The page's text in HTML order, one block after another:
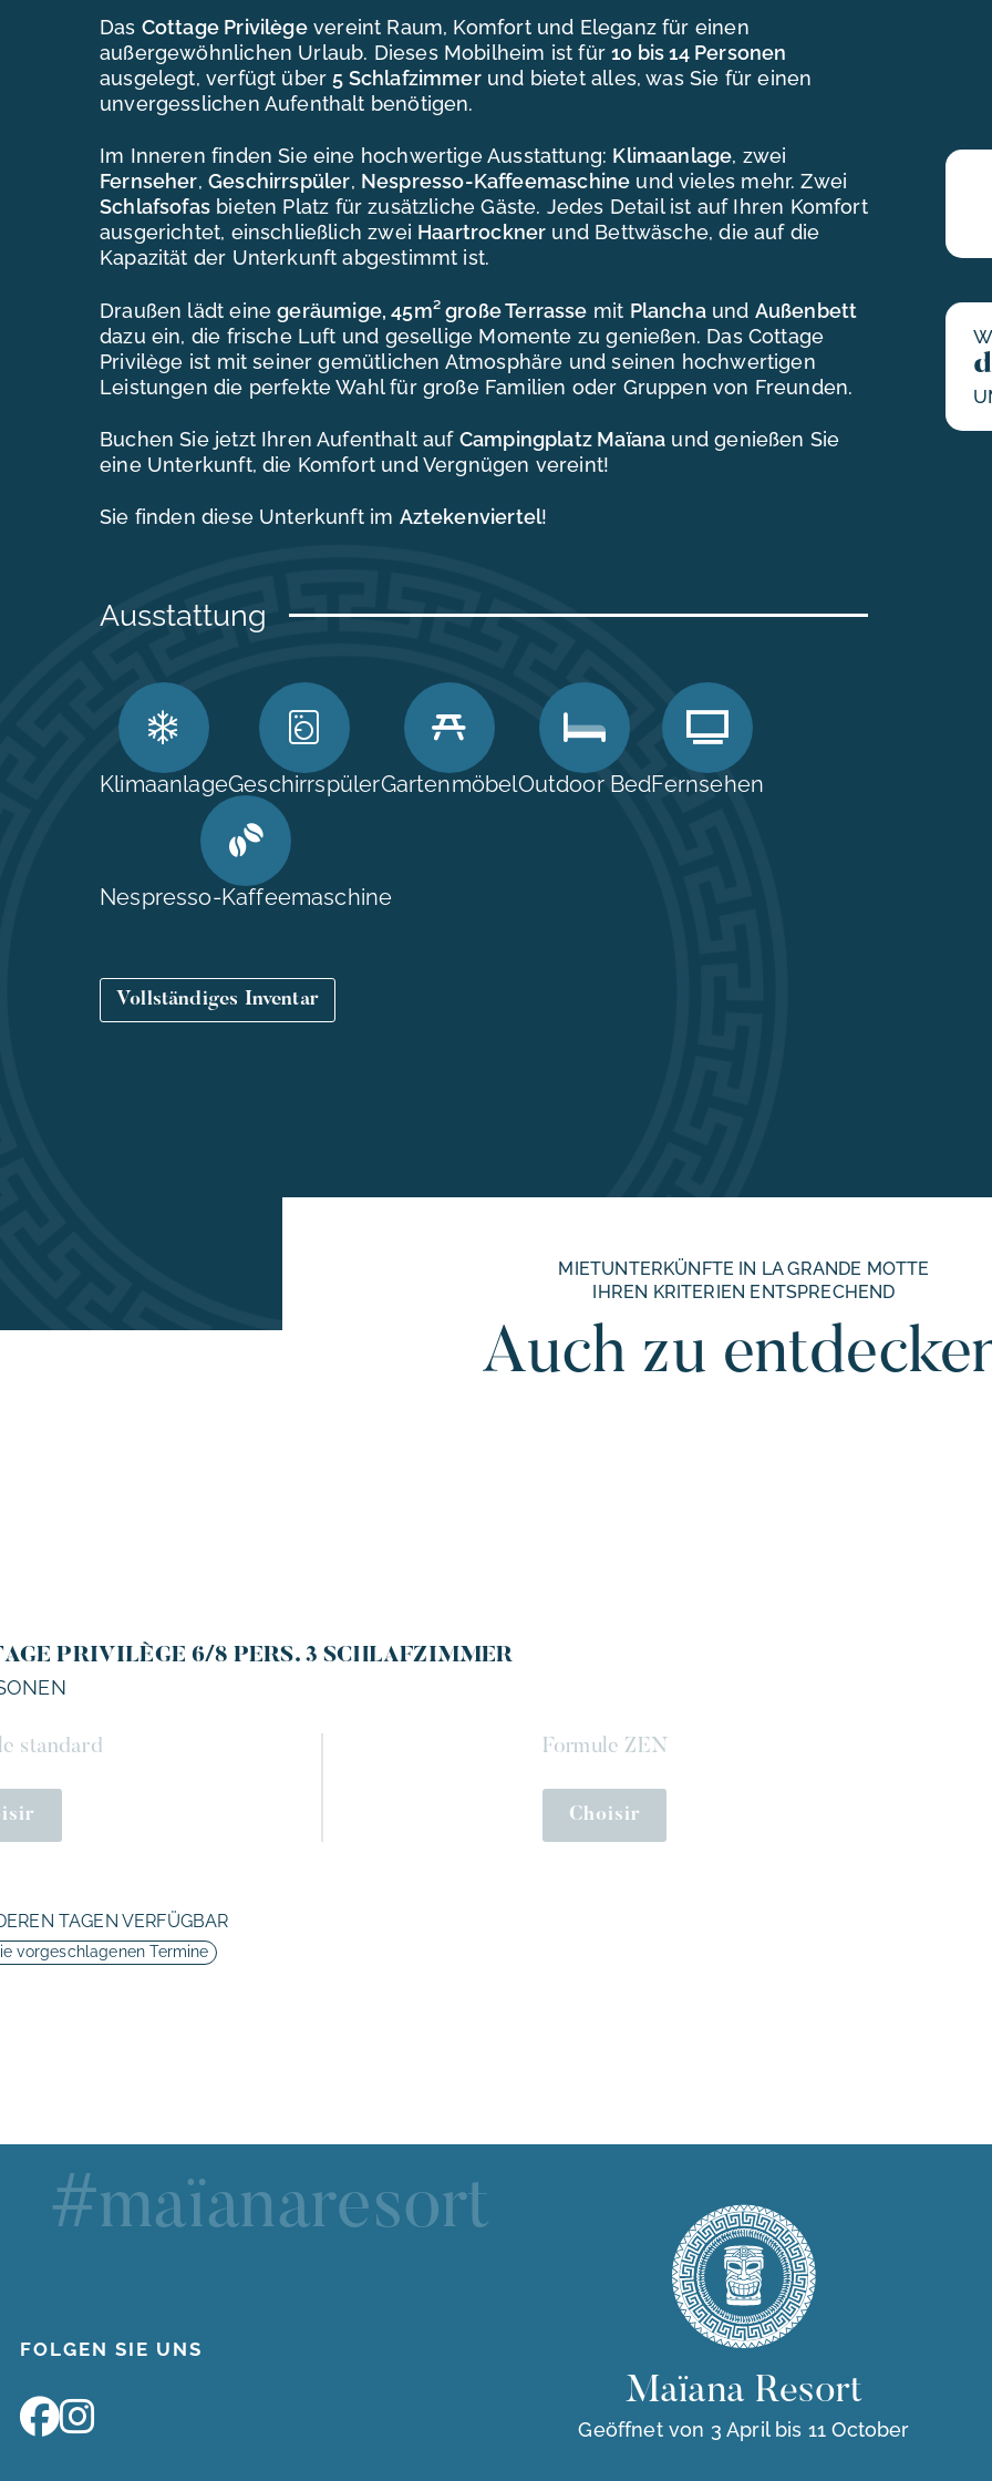
01
Das Cottage Privilègevereint Raum, Komfort und Eleganz für einen
außergewöhnlichen Urlaub. Dieses Mobilheim ist für10 bis 14 Personen
ausgelegt, verfügt über 5 Schlafzimmerund bietet alles, was Sie für einen
unvergesslichen Aufenthalt benötigen.
Im Inneren finden Sie eine hochwertige Ausstattung: Klimaanlage, zwei
Fernseher, Geschirrspüler, Nespresso-Kaffeemaschine und vieles mehr. Zwei
Schlafsofasbieten Platz für zusätzliche Gäste. Jedes Detail ist auf Ihren Komfort
ausgerichtet, einschließlich zwei Haartrockner und Bettwäsche, die auf die
Kapazität der Unterkunft abgestimmt ist.
Draußen lädt einegeräumige, 45m² große Terrasse mit Planchaund Außenbett
dazu ein, die frische Luft und gesellige Momente zu genießen. Das Cottage
Privilège ist mit seiner gemütlichen Atmosphäre und seinen hochwertigen
Leistungen die perfekte Wahl für große Familien oder Gruppen von Freunden.
Buchen Sie jetzt Ihren Aufenthalt auf Campingplatz Maïana und genießen Sie
eine Unterkunft, die Komfort und Vergnügen vereint!
Sie finden diese Unterkunft im Aztekenviertel!
Ausstattung
KlimaanlageGeschirrspülerGartenmöbelOutdoor BedFernsehen
Nespresso-Kaffeemaschine
Vollständiges Inventar
MIETUNTERKÜNFTE IN LA GRANDE MOTTE
IHREN KRITERIEN ENTSPRECHEND
Auch zu
PRIVILÈGE 6/8 PERS. 3 SCHLAFZIMMER
standard Formule ZEN
Choisir
TAGEN VERFÜGBAR
vorgeschlagenen Termine
#maïanaresort
FOLGEN SIE UNS
Maïana Resort
Geöffnet von 3 April bis 11 October